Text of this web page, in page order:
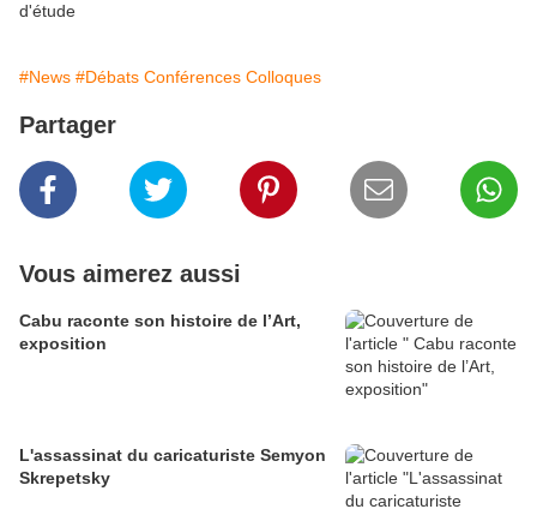
d'étude
#News #Débats Conférences Colloques
Partager
Vous aimerez aussi
Cabu raconte son histoire de l’Art,
exposition
L'assassinat du caricaturiste Semyon
Skrepetsky